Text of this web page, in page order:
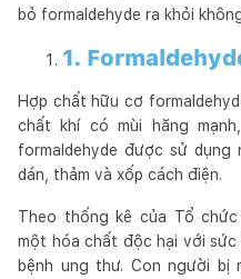
bỏ formaldehyde ra khỏi
1.
Hợp chất hữu cơ
chất khí có mùi hăng
formaldehyde được sử
dán, thảm và xốp cách điện.
Theo thống kê của Tổ
một hóa chất độc hại với
bệnh ung thư. Con người bị